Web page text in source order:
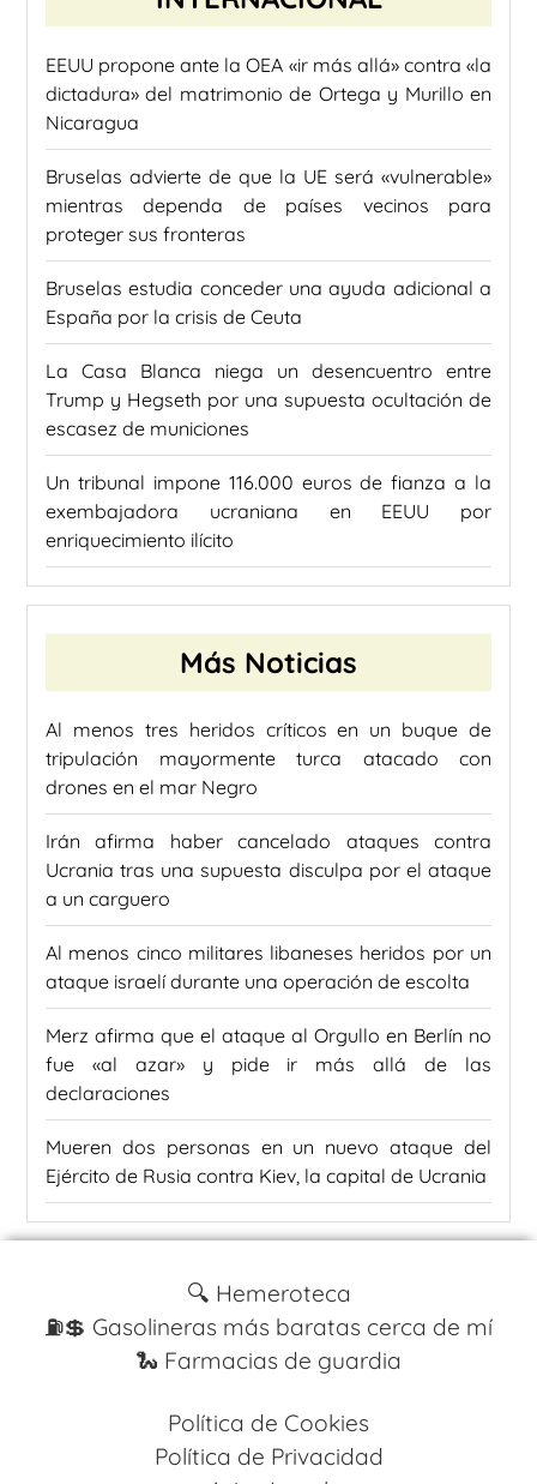
EEUU propone ante la OEA «ir más allá» contra «la
dictadura» del matrimonio de Ortega y Murillo en
Nicaragua
Bruselas advierte de que la UE será «vulnerable»
mientras dependa de países vecinos para
proteger sus fronteras
Bruselas estudia conceder una ayuda adicional a
España por la crisis de Ceuta
La Casa Blanca niega un desencuentro entre
Trump y Hegseth por una supuesta ocultación de
escasez de municiones
Un tribunal impone 116.000 euros de fianza a la
exembajadora ucraniana en EEUU por
enriquecimiento ilícito
Más Noticias
Al menos tres heridos críticos en un buque de
tripulación mayormente turca atacado con
drones en el mar Negro
Irán afirma haber cancelado ataques contra
Ucrania tras una supuesta disculpa por el ataque
a un carguero
Al menos cinco militares libaneses heridos por un
ataque israelí durante una operación de escolta
Merz afirma que el ataque al Orgullo en Berlín no
fue «al azar» y pide ir más allá de las
declaraciones
Mueren dos personas en un nuevo ataque del
Ejército de Rusia contra Kiev, la capital de Ucrania
🔍 Hemeroteca
⛽️💲 Gasolineras más baratas cerca de mí
🐍 Farmacias de guardia
Política de Cookies
Política de Privacidad